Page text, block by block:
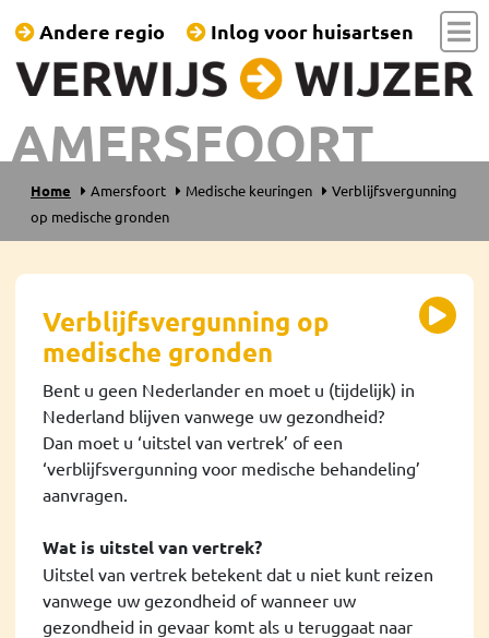
AMERSFOORT
Andere regio Inlog voor huisartsen
Home Amersfoort Medische keuringen
Verblijfsvergunning
op medische gronden
Verblijfsvergunning op
medische gronden
Bent u geen Nederlander en moet u (tijdelijk) in
Nederland blijven vanwege uw gezondheid?
Dan moet u ‘uitstel van vertrek’ of een
‘verblijfsvergunning voor medische behandeling’
aanvragen.
Wat is uitstel van vertrek?
Uitstel van vertrek betekent dat u niet kunt reizen
vanwege uw gezondheid of wanneer uw
gezondheid in gevaar komt als u teruggaat naar